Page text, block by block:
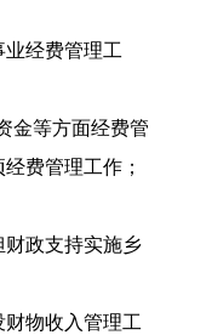
经费管理工
金等方面经费管
费管理工作；
政支持实施乡
物收入管理工